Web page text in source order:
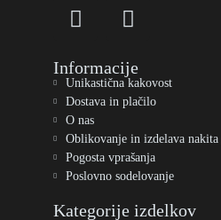
Informacije
Unikastična kakovost
Dostava in plačilo
O nas
Oblikovanje in izdelava
Pogosta vprašanja
Poslovno sodelovanje
Kategorije izdelkov